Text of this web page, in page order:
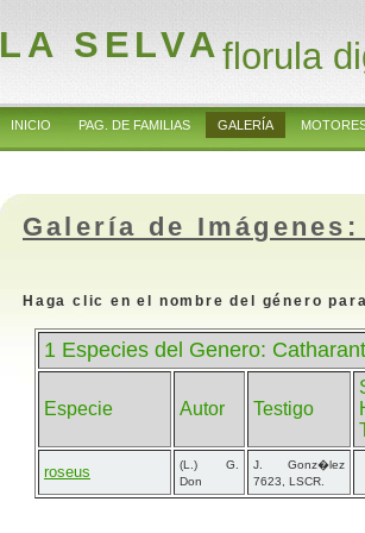
LA SELVAflorula
INICIO PAG. DE FAMILIAS GALERÍA
Galería de
Haga clic en el nombre del género
1 Especies del Genero:
Especie Autor Testigo
roseus
(L.) G.
Don
J. Gonz�lez
7623, LSCR.